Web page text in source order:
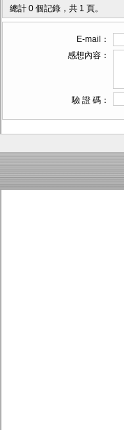
總計 0 個記錄，共 1 頁。
E-mail：
感想內容：
驗 證 碼：